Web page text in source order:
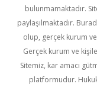
bulunmamaktadır.
paylaşılmaktadır.
olup, gerçek kurum
Gerçek kurum ve
Sitemiz, kar amacı
platformudur.